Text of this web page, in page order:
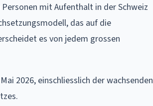
mit Aufenthalt in der Schweiz
das auf die
es von jedem grossen
2026, einschliesslich der wachsenden